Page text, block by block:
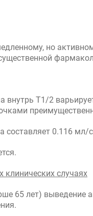
но
внутрь T1/2
составляет 0.116
случаях
65 лет) выведение